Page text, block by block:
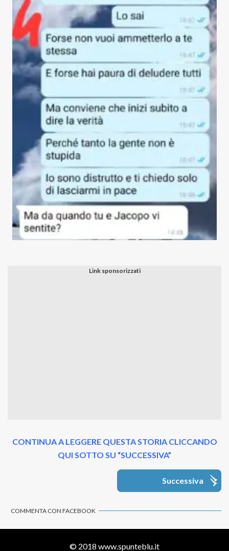
CONTINUA A LEGGERE QUESTA STORIA CLICCANDO
QUI SOTTO SU “SUCCESSIVA”
Successiva
COMMENTA CON FACEBOOK
© 2018 www.spunteblu.it